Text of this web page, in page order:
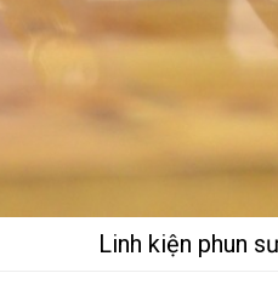
Linh kiện phun